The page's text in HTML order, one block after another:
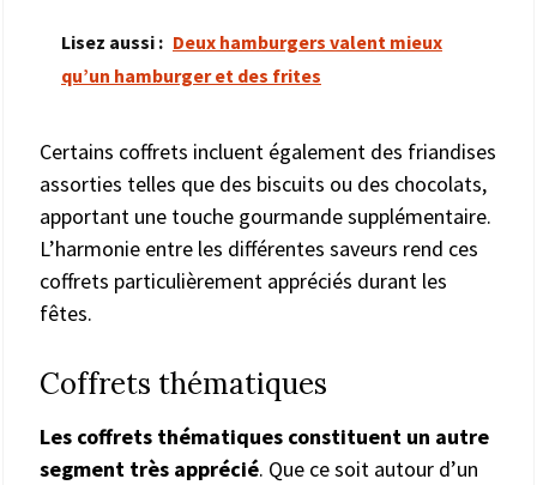
Lisez aussi : Deux hamburgers valent mieux
qu’un hamburger et des frites
Certains coffrets incluent également des friandises
assorties telles que des biscuits ou des chocolats,
apportant une touche gourmande supplémentaire.
L’harmonie entre les différentes saveurs rend ces
coffrets particulièrement appréciés durant les
fêtes.
Coffrets thématiques
Les coffrets thématiques constituent un autre
segment très apprécié. Que ce soit autour d’un